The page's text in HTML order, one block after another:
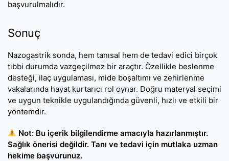
başvurulmalıdır.
Sonuç
Nazogastrik sonda, hem tanısal hem de tedavi edici birçok
tıbbi durumda vazgeçilmez bir araçtır. Özellikle beslenme
desteği, ilaç uygulaması, mide boşaltımı ve zehirlenme
vakalarında hayat kurtarıcı rol oynar. Doğru materyal seçimi
ve uygun teknikle uygulandığında güvenli, hızlı ve etkili bir
yöntemdir.
Not: Bu içerik bilgilendirme amacıyla hazırlanmıştır.
Sağlık önerisi değildir. Tanı ve tedavi için mutlaka uzman
hekime başvurunuz.